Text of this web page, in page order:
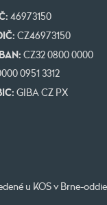
46973150
CZ46973150
CZ32 0800 0000
0951 3312
GIBA CZ PX
u KOS v Brne-